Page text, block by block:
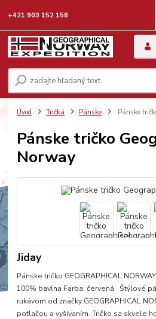
+421 903 152 158
Úvod Tričká Pánske Pánske
Pánske tričko
Norway
Jiday
Pánske tričko GEOGRAPHICAL
100% bavlna Farba: červená Štýlové
rukávom od značky GEOGRAPHICAL
potlačou a vyšívaním. Tričko sa skvele